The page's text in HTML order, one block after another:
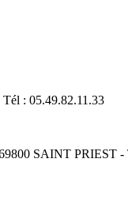
: 05.49.82.11.33
SAINT PRIEST